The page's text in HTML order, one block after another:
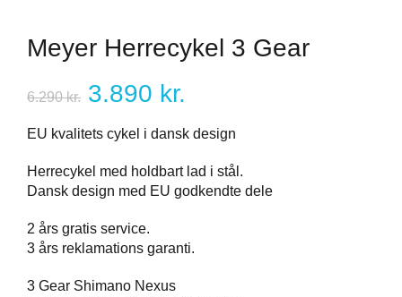
Meyer Herrecykel 3 Gear
6.290kr. Den
oprindelige
pris
6.290 kr..
3.890 kr.
aktuelle
pris
3.890 kr..
EU​ ​kvalitets ​cykel​ ​i​ ​dansk​ ​design
Herrecykel med holdbart lad i stål.
Dansk design med EU godkendte dele
2 års gratis service.
3 års reklamations garanti.
3 Gear Shimano Nexus